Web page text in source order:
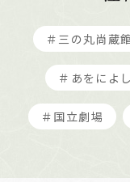
＃三の丸尚蔵
＃あをによ
＃国立劇場